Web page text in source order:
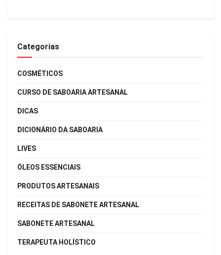
Categorias
COSMÉTICOS
CURSO DE SABOARIA ARTESANAL
DICAS
DICIONÁRIO DA SABOARIA
LIVES
ÓLEOS ESSENCIAIS
PRODUTOS ARTESANAIS
RECEITAS DE SABONETE ARTESANAL
SABONETE ARTESANAL
TERAPEUTA HOLÍSTICO